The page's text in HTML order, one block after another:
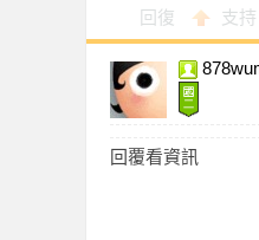
回復 支持
回覆看資訊